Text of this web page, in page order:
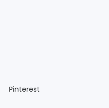
Pinterest